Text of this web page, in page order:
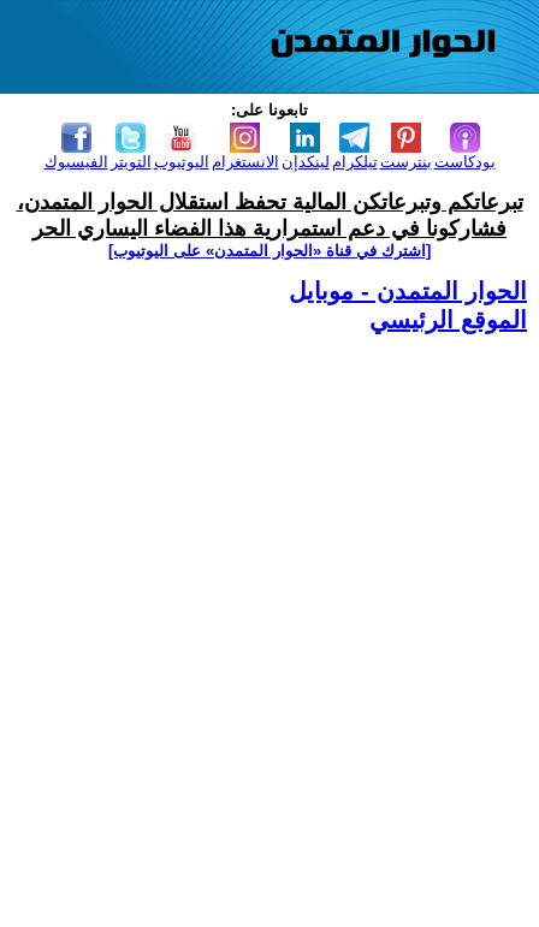
تابعونا على:
الفيسبوك التويتر اليوتيوب الانستغرام لينكدإن تيلكرامبنترست بودكاست
تبرعاتكم وتبرعاتكن المالية تحفظ استقلال الحوار المتمدن،
فشاركونا في دعم استمرارية هذا الفضاء اليساري الحر
[اشترك في قناة ‫«الحوار المتمدن» على اليوتيوب]
الحوار المتمدن - موبايل
الموقع الرئيسي